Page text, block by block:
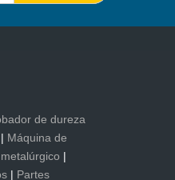
de dureza
| Máquina de
|
| Partes